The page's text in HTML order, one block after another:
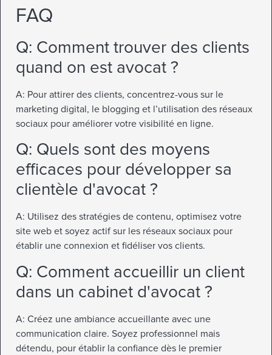
FAQ
Q: Comment trouver des clients
quand on est avocat ?
A: Pour attirer des clients, concentrez-vous sur le
marketing digital, le blogging et l’utilisation des réseaux
sociaux pour améliorer votre visibilité en ligne.
Q: Quels sont des moyens
efficaces pour développer sa
clientèle d'avocat ?
A: Utilisez des stratégies de contenu, optimisez votre
site web et soyez actif sur les réseaux sociaux pour
établir une connexion et fidéliser vos clients.
Q: Comment accueillir un client
dans un cabinet d'avocat ?
A: Créez une ambiance accueillante avec une
communication claire. Soyez professionnel mais
détendu, pour établir la confiance dès le premier